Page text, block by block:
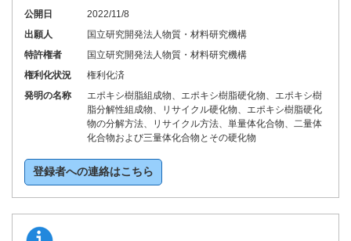
公開日
2022/11/8
出願人
国立研究開発法人物質・材料研究機構
特許権者
国立研究開発法人物質・材料研究機構
権利化状況
権利化済
発明の名称
エポキシ樹脂組成物、エポキシ樹脂硬化物、エポキシ樹
脂分解性組成物、リサイクル硬化物、エポキシ樹脂硬化
物の分解方法、リサイクル方法、単量体化合物、二量体
化合物および三量体化合物とその硬化物
登録者への連絡はこちら